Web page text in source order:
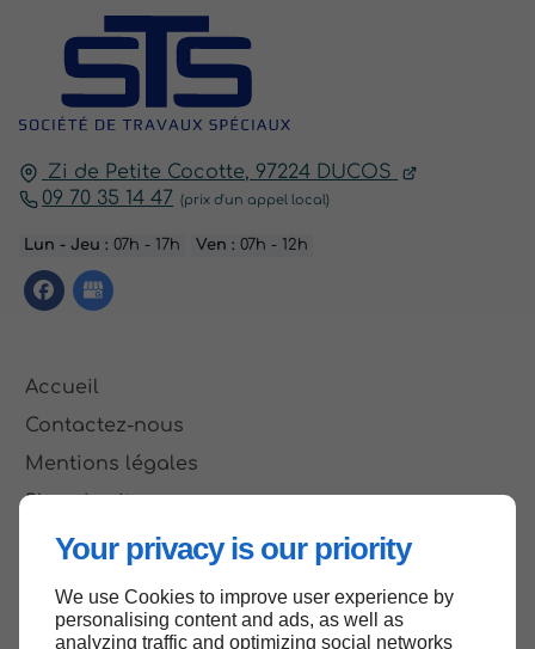
Your privacy is our priority
We use Cookies to improve user experience by
personalising content and ads, as well as
analyzing traffic and optimizing social networks
Zi de Petite Cocotte, 97224 DUCOS
09 70 35 14 47
Lun - Jeu :07h - 17h Ven :07h - 12h
Accueil
Contactez-nous
Mentions légales
Plan du site
Haut de page